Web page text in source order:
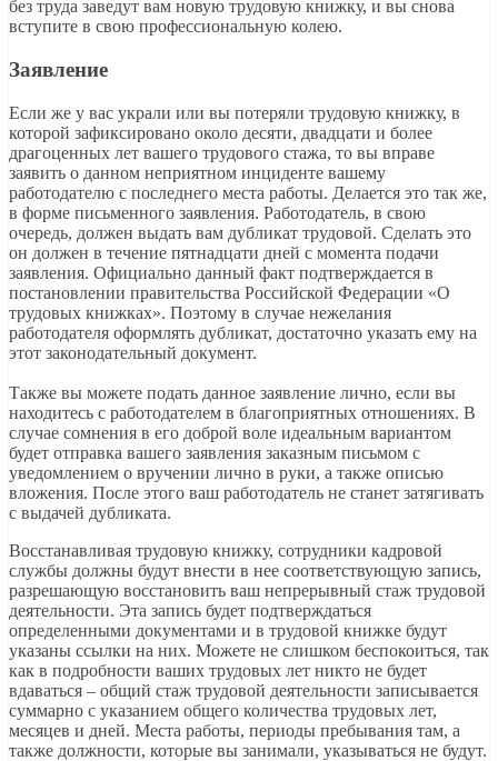
без труда заведут вам новую трудовую книжку, и вы снова
вступите в свою профессиональную колею.
Заявление
Если же у вас украли или вы потеряли трудовую книжку, в
которой зафиксировано около десяти, двадцати и более
драгоценных лет вашего трудового стажа, то вы вправе
заявить о данном неприятном инциденте вашему
работодателю с последнего места работы. Делается это так же,
в форме письменного заявления. Работодатель, в свою
очередь, должен выдать вам дубликат трудовой. Сделать это
он должен в течение пятнадцати дней с момента подачи
заявления. Официально данный факт подтверждается в
постановлении правительства Российской Федерации «О
трудовых книжках». Поэтому в случае нежелания
работодателя оформлять дубликат, достаточно указать ему на
этот законодательный документ.
Также вы можете подать данное заявление лично, если вы
находитесь с работодателем в благоприятных отношениях. В
случае сомнения в его доброй воле идеальным вариантом
будет отправка вашего заявления заказным письмом с
уведомлением о вручении лично в руки, а также описью
вложения. После этого ваш работодатель не станет затягивать
с выдачей дубликата.
Восстанавливая трудовую книжку, сотрудники кадровой
службы должны будут внести в нее соответствующую запись,
разрешающую восстановить ваш непрерывный стаж трудовой
деятельности. Эта запись будет подтверждаться
определенными документами и в трудовой книжке будут
указаны ссылки на них. Можете не слишком беспокоиться, так
как в подробности ваших трудовых лет никто не будет
вдаваться – общий стаж трудовой деятельности записывается
суммарно с указанием общего количества трудовых лет,
месяцев и дней. Места работы, периоды пребывания там, а
также должности, которые вы занимали, указываться не будут.